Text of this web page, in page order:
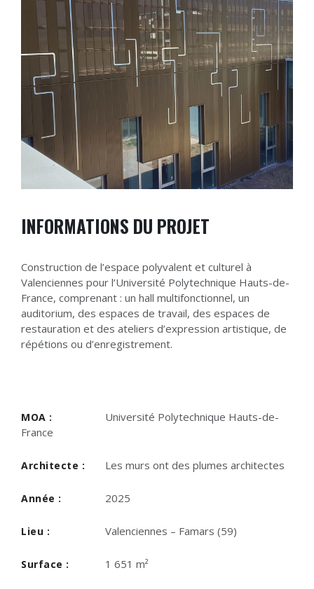
INFORMATIONS DU PROJET
Construction de l’espace polyvalent et culturel à
Valenciennes pour l’Université Polytechnique Hauts-de-
France, comprenant : un hall multifonctionnel, un
auditorium, des espaces de travail, des espaces de
restauration et des ateliers d’expression artistique, de
répétions ou d’enregistrement.
MOA :
Université Polytechnique Hauts-de-
France
Architecte : Les murs ont des plumes architectes
Année : 2025
Lieu : Valenciennes – Famars (59)
Surface : 1 651 m²